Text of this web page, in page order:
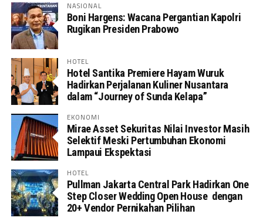
NASIONAL
Boni Hargens: Wacana Pergantian Kapolri
Rugikan Presiden Prabowo
HOTEL
Hotel Santika Premiere Hayam Wuruk
Hadirkan Perjalanan Kuliner Nusantara
dalam “Journey of Sunda Kelapa”
EKONOMI
Mirae Asset Sekuritas Nilai Investor Masih
Selektif Meski Pertumbuhan Ekonomi
Lampaui Ekspektasi
HOTEL
Pullman Jakarta Central Park Hadirkan One
Step Closer Wedding Open House dengan
20+ Vendor Pernikahan Pilihan